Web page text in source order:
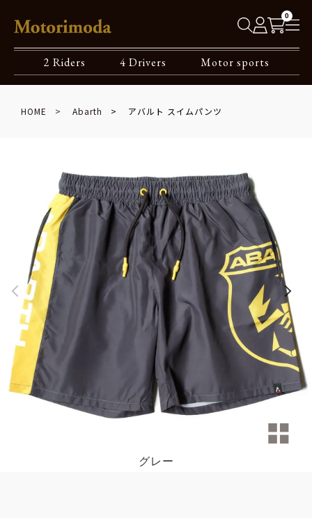
0
2 Riders 4 Drivers Motor sports
HOME Abarth アバルト スイムパンツ
グレー